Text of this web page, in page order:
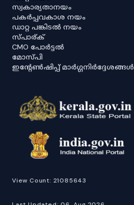
സ്വകാര്യതാനയം
പകർപ്പവകാശ നയം
ഡാറ്റ പങ്കിടൽ നയം
സ്പാര്ക്
CMO പോർട്ടൽ
മോസ്പി
ഇൻ്റേൺഷിപ്പ് മാർഗ്ഗനിർദ്ദേശങ്ങൾ
View Count: 21085643